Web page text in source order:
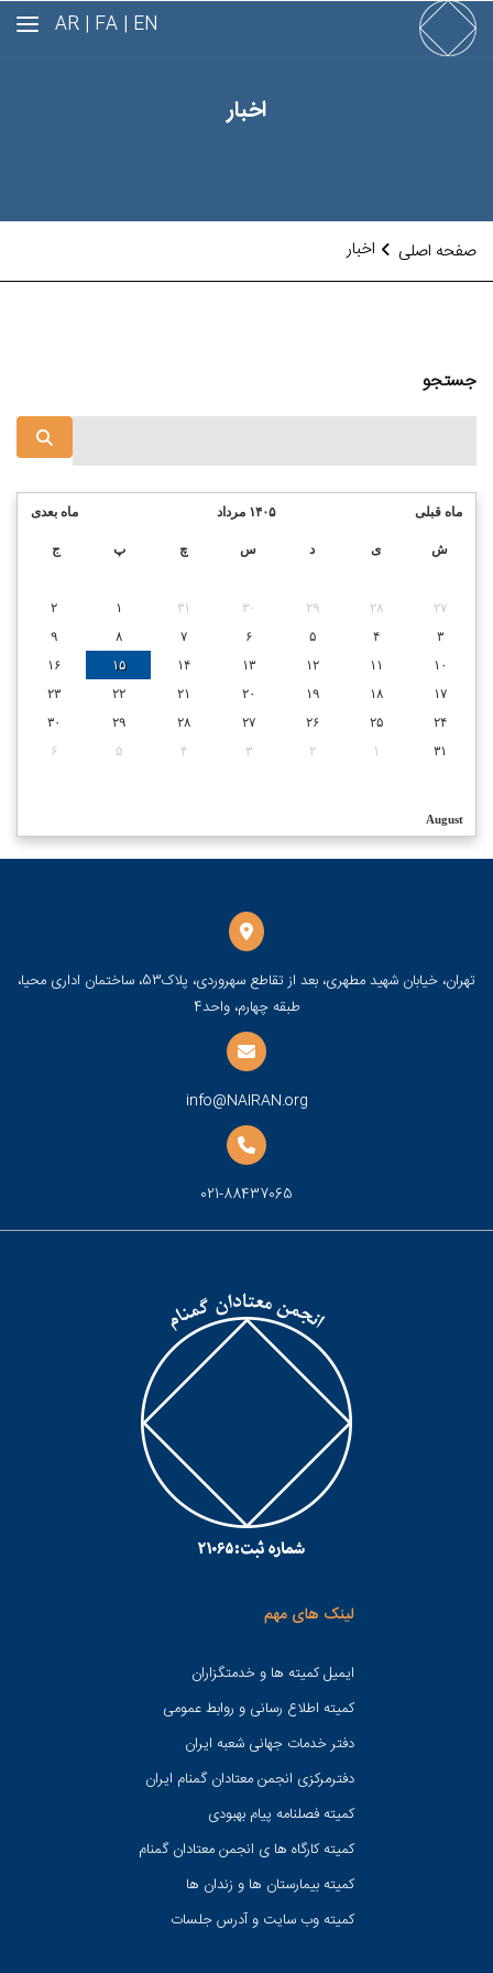
EN |
FA |
AR
اخبار
صفحه اصلی اخبار
جستجو
ماه بعدی ۱۴۰۵ مرداد ماه قبلی
ش ی د س چ پ ج
۲۷ ۲۸ ۲۹ ۳۰ ۳۱ ۱
۲
۳
۴ ۵ ۶ ۷ ۸
۹
۱۰
۱۱ ۱۲ ۱۳ ۱۴ ۱۵
۱۶
۱۷
۱۸ ۱۹ ۲۰ ۲۱ ۲۲
۲۳
۲۴
۲۵ ۲۶ ۲۷ ۲۸ ۲۹
۳۰
۳۱
۱ ۲ ۳ ۴ ۵ ۶
August
تهران، خیابان شهید مطهری، بعد از تقاطع سهروردی، پلاک53، ساختمان اداری محیا،
طبقه چهارم، واحد4
info@NAIRAN.org
021-88437065
لینک های مهم
ایمیل کمیته ها و خدمتگزاران
کميته اطلاع رسانی و روابط عمومی
دفتر خدمات جهانی شعبه ايران
دفترمرکزی انجمن معتادان گمنام ایران
کمیته فصلنامه پیام بهبودی
کمیته کارگاه ها ی انجمن معتادان گمنام
کمیته بیمارستان ها و زندان ها
کمیته وب سایت و آدرس جلسات